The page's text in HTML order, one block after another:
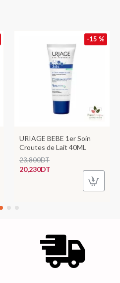
-15 %
URIAGE BEBE 1er Soin
Croutes de Lait 40ML
20,230DT
23,800DT